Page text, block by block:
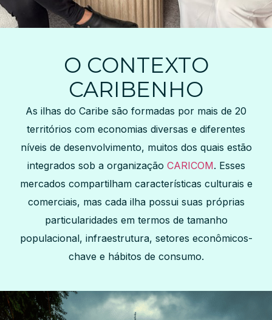
O CONTEXTO
CARIBENHO
As ilhas do Caribe são formadas por mais de 20
territórios com economias diversas e diferentes
níveis de desenvolvimento, muitos dos quais estão
integrados sob a organização CARICOM. Esses
mercados compartilham características culturais e
comerciais, mas cada ilha possui suas próprias
particularidades em termos de tamanho
populacional, infraestrutura, setores econômicos-
chave e hábitos de consumo.